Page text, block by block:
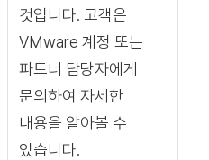
것입니다. 고객은
VMware 계정 또는
파트너 담당자에게
문의하여 자세한
내용을 알아볼 수
있습니다.